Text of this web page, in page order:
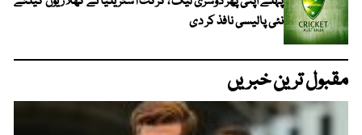
نئی پالیسی نافذ کر دی
مقبول ترین خبریں